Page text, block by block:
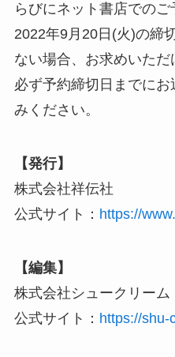
らびにネット書店でのご
2022年9月20日(火)の締
ない場合、お求めいただ
必ず予約締切日までに
みください。
【発行】
株式会社祥伝社
公式サイト： https://
【編集】
株式会社シュークリーム
公式サイト： https://shu-